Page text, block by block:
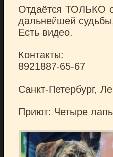
Отдаётся ТОЛЬКО
дальнейшей
Есть видео.
Контакты:
8921887-65-67
Санкт-Петербург,
Приют: Четыре